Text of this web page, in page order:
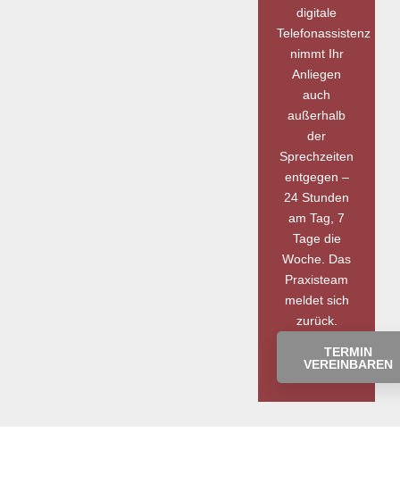
digitale
Telefonassistenz
nimmt Ihr
Anliegen
auch
außerhalb
der
Sprechzeiten
entgegen –
24 Stunden
am Tag, 7
Tage die
Woche. Das
Praxisteam
meldet sich
zurück.
TERMIN
VEREINBAREN